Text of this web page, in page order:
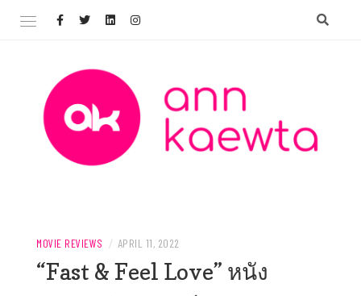
MOVIE REVIEWS / APRIL 11, 2022
“Fast & Feel Love” หนัง